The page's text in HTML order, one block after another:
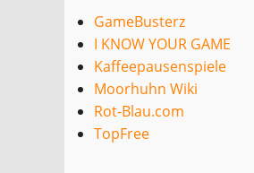
GameBusterz
I KNOW YOUR GAME
Kaffeepausenspiele
Moorhuhn Wiki
Rot-Blau.com
TopFree